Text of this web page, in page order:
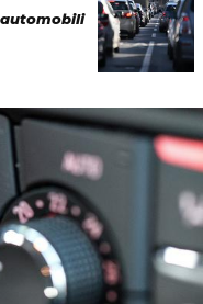
automobili